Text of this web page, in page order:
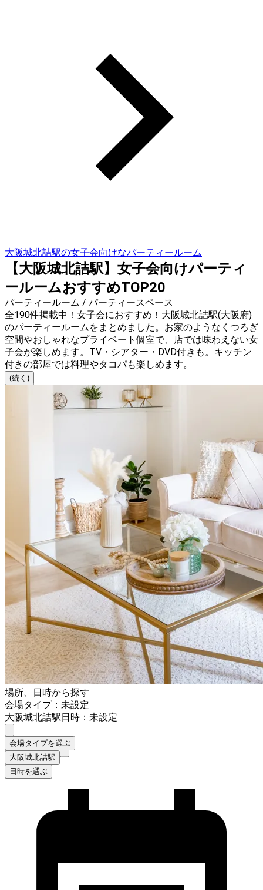
大阪城北詰駅の女子会向けなパーティールーム
【大阪城北詰駅】女子会向けパーティ
ールームおすすめTOP20
パーティールーム / パーティースペース
全190件掲載中！女子会におすすめ！大阪城北詰駅(大阪府)
のパーティールームをまとめました。お家のようなくつろぎ
空間やおしゃれなプライベート個室で、店では味わえない女
子会が楽しめます。TV・シアター・DVD付きも。キッチン
付きの部屋では料理やタコパも楽しめます。
(続く)
場所、日時から探す
会場タイプ：未設定
大阪城北詰駅日時：未設定
会場タイプを選ぶ
大阪城北詰駅
日時を選ぶ